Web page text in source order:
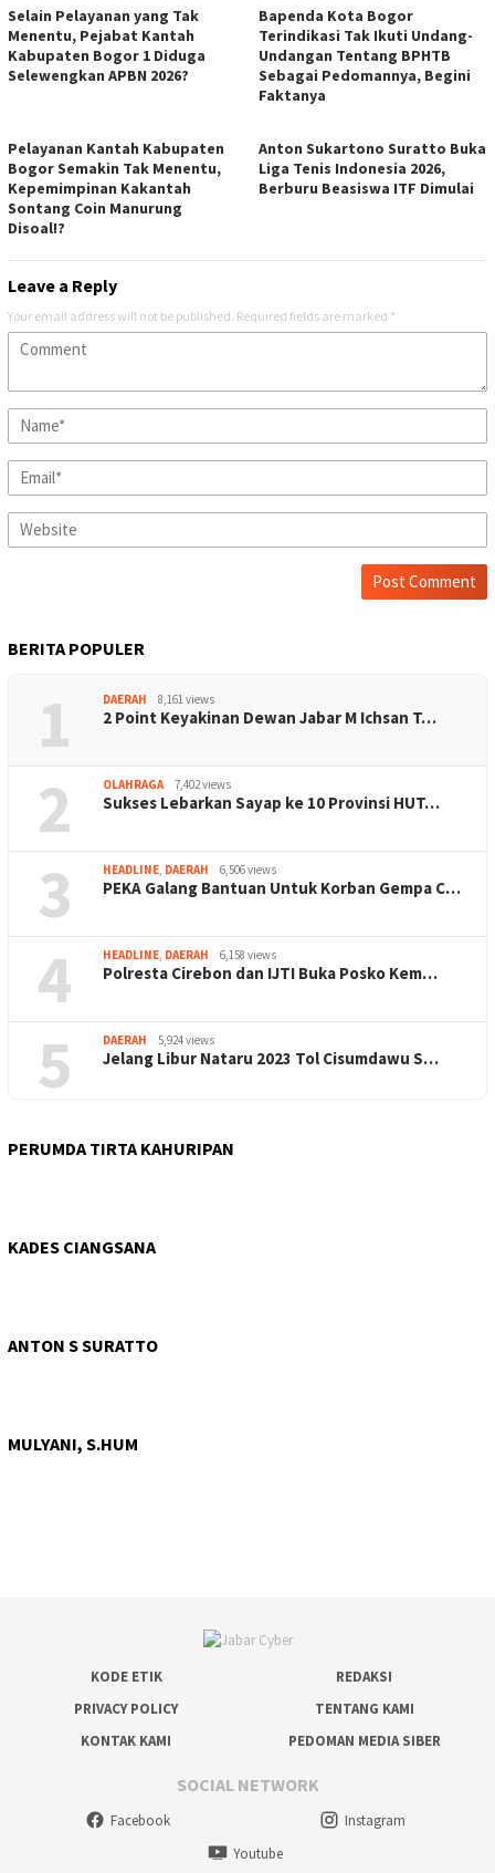
Selain Pelayanan yang Tak
Menentu, Pejabat Kantah
Kabupaten Bogor 1 Diduga
Selewengkan APBN 2026?
Bapenda Kota Bogor
Terindikasi Tak Ikuti Undang-
Undangan Tentang BPHTB
Sebagai Pedomannya, Begini
Faktanya
Pelayanan Kantah Kabupaten
Bogor Semakin Tak Menentu,
Kepemimpinan Kakantah
Sontang Coin Manurung
Disoal!?
Anton Sukartono Suratto Buka
Liga Tenis Indonesia 2026,
Berburu Beasiswa ITF Dimulai
Leave a Reply
Your email address will not be published. Required fields are marked *
BERITA POPULER
1 DAERAH 8,161 views
2 Point Keyakinan Dewan Jabar M Ichsan T…
2 OLAHRAGA 7,402 views
Sukses Lebarkan Sayap ke 10 Provinsi HUT…
3 HEADLINE, DAERAH 6,506 views
PEKA Galang Bantuan Untuk Korban Gempa C…
4 HEADLINE, DAERAH 6,158 views
Polresta Cirebon dan IJTI Buka Posko Kem…
5 DAERAH 5,924 views
Jelang Libur Nataru 2023 Tol Cisumdawu S…
PERUMDA TIRTA KAHURIPAN
KADES CIANGSANA
ANTON S SURATTO
MULYANI, S.HUM
KODE ETIK
REDAKSI
PRIVACY POLICY
TENTANG KAMI
KONTAK KAMI
PEDOMAN MEDIA SIBER
SOCIAL NETWORK
Facebook
Instagram
Youtube